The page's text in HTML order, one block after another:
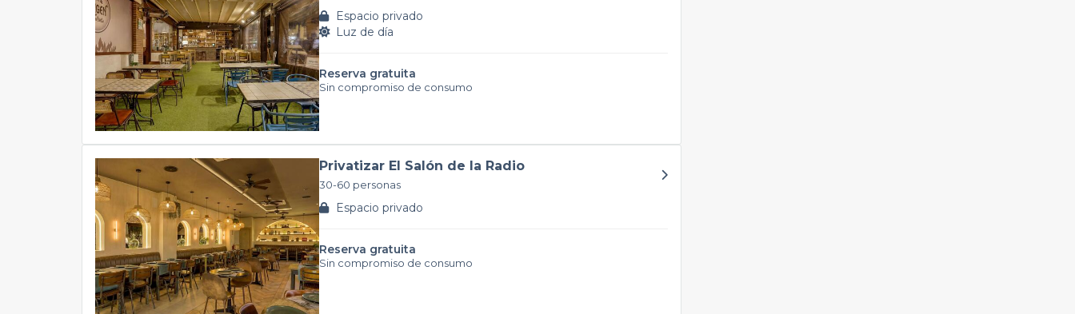
Espacio privado
Luz de día
Reserva gratuita
Sin compromiso de consumo
Privatizar El Salón de la Radio
30-60 personas
Espacio privado
Reserva gratuita
Sin compromiso de consumo